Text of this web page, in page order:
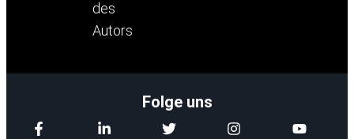
Folge uns